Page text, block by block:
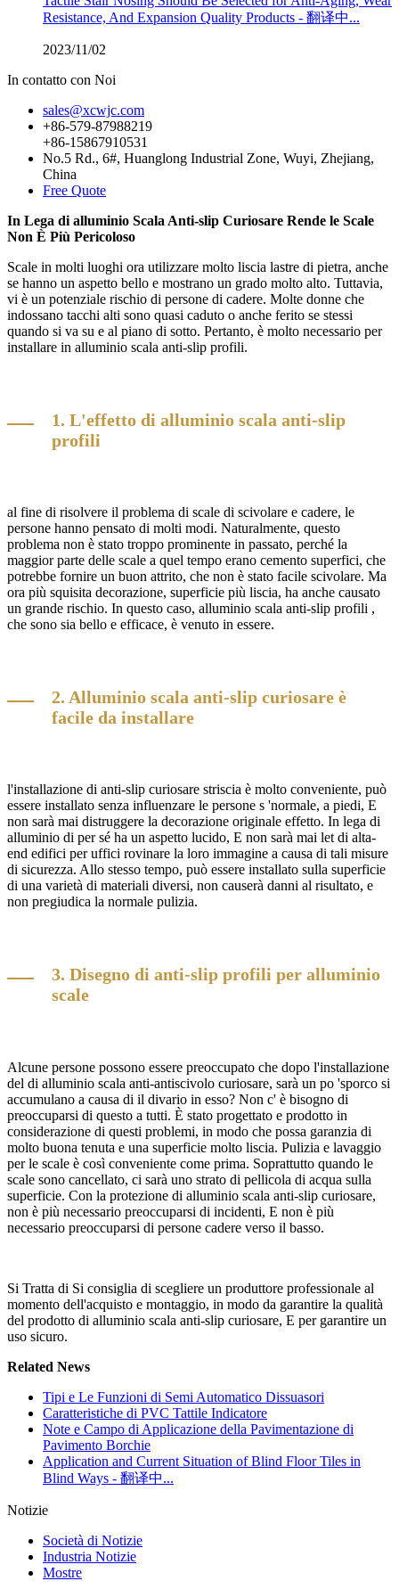
Resistance, And Expansion Quality Products - 翻译中...
2023/11/02
In contatto con Noi
sales@xcwjc.com
+86-579-87988219
+86-15867910531
No.5 Rd., 6#, Huanglong Industrial Zone, Wuyi, Zhejiang,
China
Free Quote
In Lega di alluminio Scala Anti-slip Curiosare Rende le Scale
Non È Più Pericoloso
Scale in molti luoghi ora utilizzare molto liscia lastre di pietra, anche
se hanno un aspetto bello e mostrano un grado molto alto. Tuttavia,
vi è un potenziale rischio di persone di cadere. Molte donne che
indossano tacchi alti sono quasi caduto o anche ferito se stessi
quando si va su e al piano di sotto. Pertanto, è molto necessario per
installare in alluminio scala anti-slip profili.
1. L'effetto di alluminio scala anti-slip
profili
al fine di risolvere il problema di scale di scivolare e cadere, le
persone hanno pensato di molti modi. Naturalmente, questo
problema non è stato troppo prominente in passato, perché la
maggior parte delle scale a quel tempo erano cemento superfici, che
potrebbe fornire un buon attrito, che non è stato facile scivolare. Ma
ora più squisita decorazione, superficie più liscia, ha anche causato
un grande rischio. In questo caso, alluminio scala anti-slip profili ,
che sono sia bello e efficace, è venuto in essere.
2. Alluminio scala anti-slip curiosare è
facile da installare
l'installazione di anti-slip curiosare striscia è molto conveniente, può
essere installato senza influenzare le persone s 'normale, a piedi, E
non sarà mai distruggere la decorazione originale effetto. In lega di
alluminio di per sé ha un aspetto lucido, E non sarà mai let di alta-
end edifici per uffici rovinare la loro immagine a causa di tali misure
di sicurezza. Allo stesso tempo, può essere installato sulla superficie
di una varietà di materiali diversi, non causerà danni al risultato, e
non pregiudica la normale pulizia.
3. Disegno di anti-slip profili per alluminio
scale
Alcune persone possono essere preoccupato che dopo l'installazione
del di alluminio scala anti-antiscivolo curiosare, sarà un po 'sporco si
accumulano a causa di il divario in esso? Non c' è bisogno di
preoccuparsi di questo a tutti. È stato progettato e prodotto in
considerazione di questi problemi, in modo che possa garanzia di
molto buona tenuta e una superficie molto liscia. Pulizia e lavaggio
per le scale è così conveniente come prima. Soprattutto quando le
scale sono cancellato, ci sarà uno strato di pellicola di acqua sulla
superficie. Con la protezione di alluminio scala anti-slip curiosare,
non è più necessario preoccuparsi di incidenti, E non è più
necessario preoccuparsi di persone cadere verso il basso.
Si Tratta di Si consiglia di scegliere un produttore professionale al
momento dell'acquisto e montaggio, in modo da garantire la qualità
del prodotto di alluminio scala anti-slip curiosare, E per garantire un
uso sicuro.
Related News
Tipi e Le Funzioni di Semi Automatico Dissuasori
Caratteristiche di PVC Tattile Indicatore
Note e Campo di Applicazione della Pavimentazione di
Pavimento Borchie
Application and Current Situation of Blind Floor Tiles in
Blind Ways - 翻译中...
Notizie
Società di Notizie
Industria Notizie
Mostre